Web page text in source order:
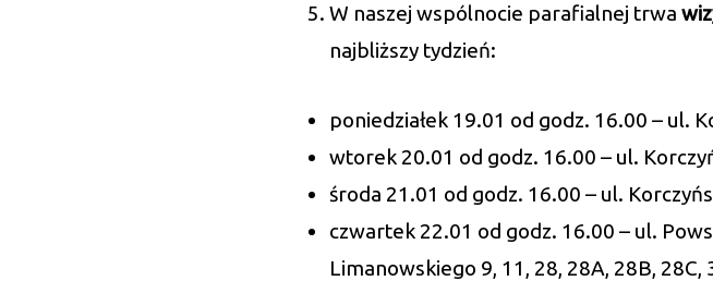
W naszej wspólnocie parafialnej trwa
najbliższy tydzień:
poniedziałek 19.01 od godz. 16.00 – ul.
wtorek 20.01 od godz. 16.00 – ul.
środa 21.01 od godz. 16.00 – ul.
czwartek 22.01 od godz. 16.00 – ul.
Limanowskiego 9, 11, 28, 28A, 28B, 28C,